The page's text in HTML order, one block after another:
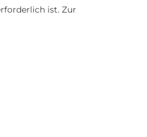
ist. Zur